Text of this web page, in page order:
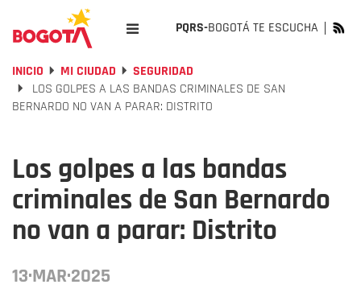
PQRS-BOGOTÁ TE ESCUCHA
INICIO MI CIUDAD
SEGURIDAD
LOS GOLPES A LAS BANDAS CRIMINALES DE SAN
BERNARDO NO VAN A PARAR: DISTRITO
Los golpes a las bandas
criminales de San Bernardo
no van a parar: Distrito
13·MAR·2025